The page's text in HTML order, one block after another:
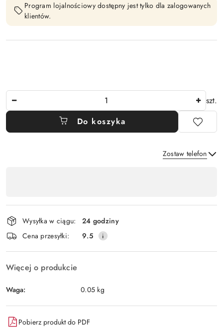
Program lojalnościowy dostępny jest tylko dla zalogowanych
klientów.
szt.
Do koszyka
Zostaw telefon
płatność
i
dostawa
Wysyłka w ciągu:
24 godziny
Cena przesyłki:
9.5
Więcej o produkcie
Waga: 0.05 kg
Pobierz produkt do PDF